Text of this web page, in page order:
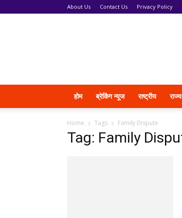
About Us Contact Us Privacy Policy
होम ब्रेकिंग न्यूज राष्ट्रीय राज्य
Home Tags Family Dispute
Tag: Family